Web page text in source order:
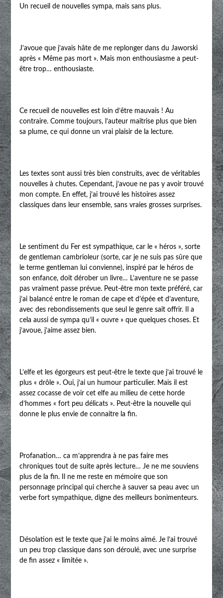
Un recueil de nouvelles sympa, mais sans plus.
J’avoue que j’avais hâte de me replonger dans du Jaworski
après « Même pas mort ». Mais mon enthousiasme a peut-
être trop… enthousiaste.
Ce recueil de nouvelles est loin d’être mauvais ! Au
contraire. Comme toujours, l’auteur maitrise plus que bien
sa plume, ce qui donne un vrai plaisir de la lecture.
Les textes sont aussi très bien construits, avec de véritables
nouvelles à chutes. Cependant, j’avoue ne pas y avoir trouvé
mon compte. En effet, j’ai trouvé les histoires assez
classiques dans leur ensemble, sans vraies grosses surprises.
Le sentiment du Fer est sympathique, car le « héros », sorte
de gentleman cambrioleur (sorte, car je ne suis pas sûre que
le terme gentleman lui convienne), inspiré par le héros de
son enfance, doit dérober un livre… L’aventure ne se passe
pas vraiment passe prévue. Peut-être mon texte préféré, car
j’ai balancé entre le roman de cape et d’épée et d’aventure,
avec des rebondissements que seul le genre sait offrir. Il a
cela aussi de sympa qu’il « ouvre » que quelques choses. Et
j’avoue, j’aime assez bien.
L’elfe et les égorgeurs est peut-être le texte que j’ai trouvé le
plus « drôle ». Oui, j’ai un humour particulier. Mais il est
assez cocasse de voir cet elfe au milieu de cette horde
d’hommes « fort peu délicats ». Peut-être la nouvelle qui
donne le plus envie de connaitre la fin.
Profanation… ca m’apprendra à ne pas faire mes
chroniques tout de suite après lecture… Je ne me souviens
plus de la fin. Il ne me reste en mémoire que son
personnage principal qui cherche à sauver sa peau avec un
verbe fort sympathique, digne des meilleurs bonimenteurs.
Désolation est le texte que j’ai le moins aimé. Je l’ai trouvé
un peu trop classique dans son déroulé, avec une surprise
de fin assez « limitée ».